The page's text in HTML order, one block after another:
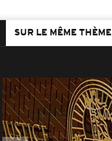
SUR LE MÊME THÈME